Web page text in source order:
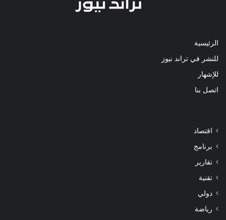
الرئيسية
للنشر في تراند نيوز
للإشهار
اتصل بنا
اقتصاد
برنامج
تقارير
تقنية
دولي
رياضة